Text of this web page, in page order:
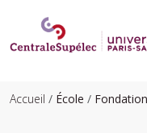
Accueil École